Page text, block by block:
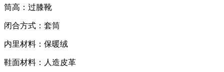
筒高：过膝靴
闭合方式：套筒
内里材料：保暖绒
鞋面材料：人造皮革